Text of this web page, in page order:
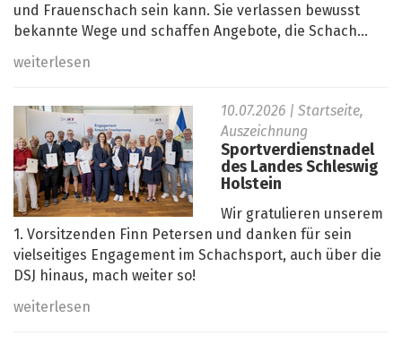
und Frauenschach sein kann. Sie verlassen bewusst
bekannte Wege und schaffen Angebote, die Schach...
weiterlesen
10.07.2026 | Startseite,
Auszeichnung
Sportverdienstnadel
des Landes Schleswig
Holstein
Wir gratulieren unserem
1. Vorsitzenden Finn Petersen und danken für sein
vielseitiges Engagement im Schachsport, auch über die
DSJ hinaus, mach weiter so!
weiterlesen